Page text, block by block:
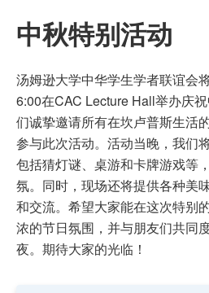
中秋特别活动
汤姆逊大学中华学生学者联谊会
6:00在CAC Lecture Hall举办庆
们诚挚邀请所有在坎卢普斯生活
参与此次活动。活动当晚，我们
包括猜灯谜、桌游和卡牌游戏等
氛。同时，现场还将提供各种美
和交流。希望大家能在这次特别
浓的节日氛围，并与朋友们共同
夜。期待大家的光临！